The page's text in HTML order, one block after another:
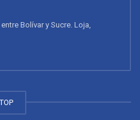
Bolívar y Sucre. Loja,